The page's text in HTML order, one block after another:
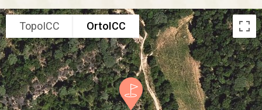
TopoICC OrtoICC